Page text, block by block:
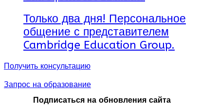
Только два дня! Персональное
общение с представителем
Cambridge Education Group.
Получить консультацию
Запрос на образование
Подписаться на обновления сайта